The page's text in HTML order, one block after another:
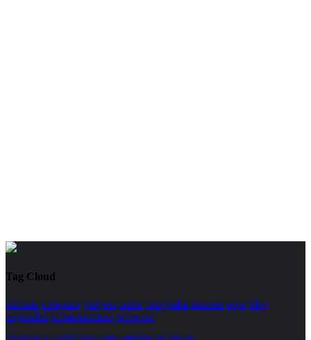
Tag Cloud
telfonia computo gadgets audio fotografia internet apps blog
seguridad infraestructura software
Términos y Condiciones para participar en Trivias.